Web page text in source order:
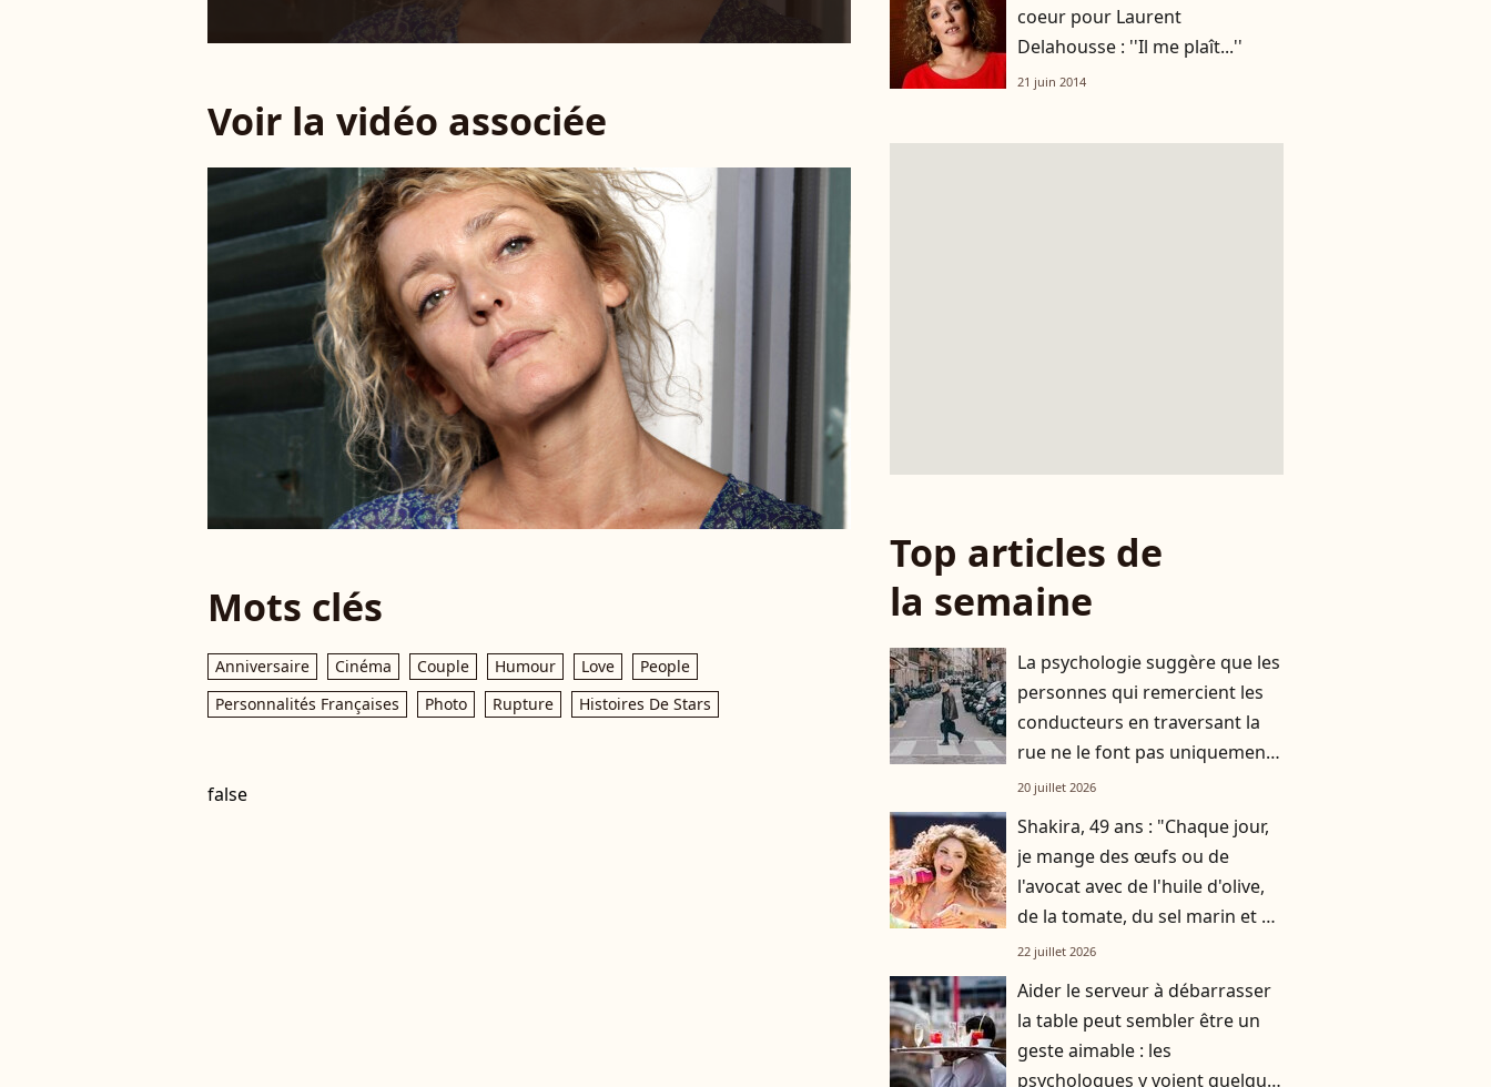
Voir la vidéo associée
Mots clés
Anniversaire Cinéma Couple Humour Love
People
Personnalités Françaises
Photo Rupture Histoires De Stars
false
coeur pour Laurent
Delahousse : ''Il me plaît...''
21 juin 2014
Top articles de
la semaine
La psychologie suggère que les
personnes qui remercient les
conducteurs en traversant la
rue ne le font pas uniquement
par gratitude
20 juillet 2026
Shakira, 49 ans : "Chaque jour,
je mange des œufs ou de
l'avocat avec de l'huile d'olive,
de la tomate, du sel marin et un
smoothie"
22 juillet 2026
Aider le serveur à débarrasser
la table peut sembler être un
geste aimable : les
psychologues y voient quelque